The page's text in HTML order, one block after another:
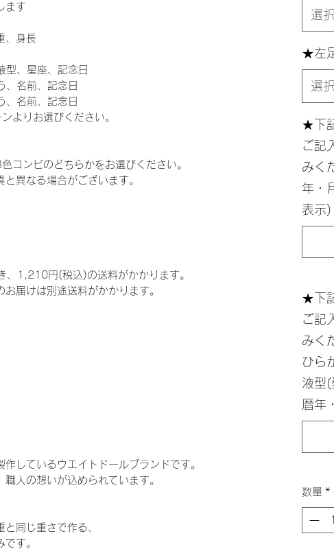
ます
、身長
、星座、記念日
名前、記念日
名前、記念日
よりお選びください。
コンビのどちらかをお選びください。
異なる場合がございます。
、1,210円(税込)の送料がかかります。
お届けは別途送料がかかります。
しているウエイトドールブランドです。
人の想いが込められています。
同じ重さで作る、
す。
選択
★左
選択
★下
ご記
みく
年・
表
★下
ご記
みく
ひら
液型
暦年
数量 *